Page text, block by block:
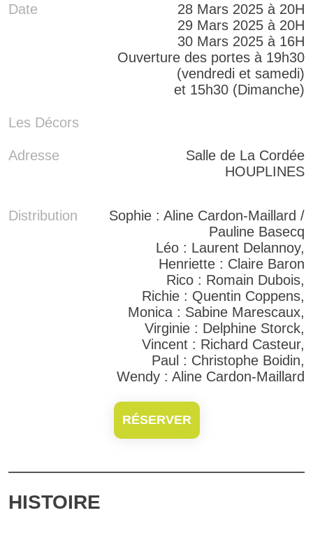
Date
28 Mars 2025 à 20H
29 Mars 2025 à 20H
30 Mars 2025 à 16H
Ouverture des portes à 19h30
(vendredi et samedi)
et 15h30 (Dimanche)
Les Décors
Adresse
Salle de La Cordée
HOUPLINES
Distribution
Sophie : Aline Cardon-Maillard /
Pauline Basecq
Léo : Laurent Delannoy,
Henriette : Claire Baron
Rico : Romain Dubois,
Richie : Quentin Coppens,
Monica : Sabine Marescaux,
Virginie : Delphine Storck,
Vincent : Richard Casteur,
Paul : Christophe Boidin,
Wendy : Aline Cardon-Maillard
RÉSERVER
HISTOIRE